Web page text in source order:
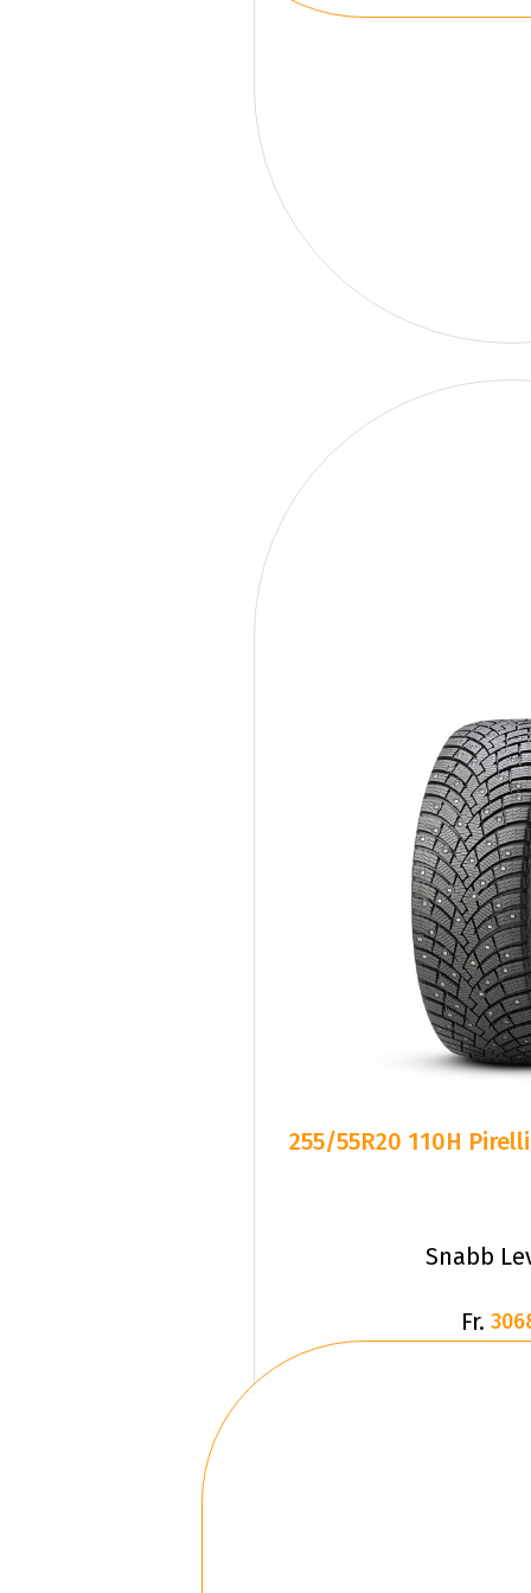
255/55R20 110H Pirelli
Snabb
Fr.